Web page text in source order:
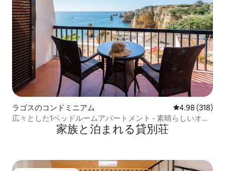
ラゴスのコンドミニアム レビュー318
4.98 (318)
広々とした1ベッドルームアパートメント - 素晴らしいオー
シャンビュー家族と泊まれる貸別荘